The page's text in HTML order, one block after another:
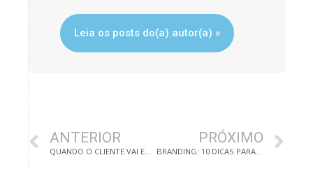
Leia os posts do(a) autor(a) »
ANTERIOR
QUANDO O CLIENTE VAI EMBORA, O SUCESSO PODE COMEÇAR AQUI
PRÓXIMO
BRANDING: 10 DICAS PARA COMEÇAR AINDA HOJE